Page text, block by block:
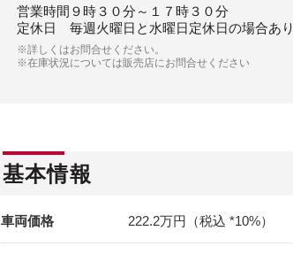
営業時間 ９時３０分～１７時３０分
定休日
毎週火曜日と水曜日定休日の場合あり
※詳しくはお問合せください。
※在庫状況については販売店にお問合せください
基本情報
車両価格 222.2万円（税込 *10%）